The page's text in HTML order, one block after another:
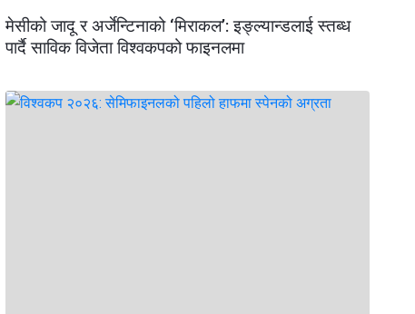
मेसीको जादू र अर्जेन्टिनाको ‘मिराकल’: इङ्ल्यान्डलाई स्तब्ध
पार्दै साविक विजेता विश्वकपको फाइनलमा